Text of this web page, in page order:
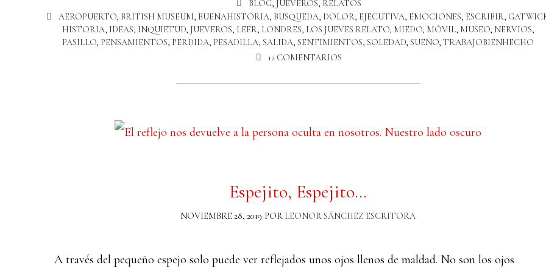
BLOG, JUEVEROS, RELATOS
AEROPUERTO, BRITISH MUSEUM, BUENAHISTORIA, BUSQUEDA, DOLOR, EJECUTIVA, EMOCIONES, ESCRIBIR,
HISTORIA, IDEAS, INQUIETUD, JUEVEROS, LEER, LONDRES, LOS JUEVES RELATO, MIEDO, MÓVIL, MUSEO, NERVIOS,
PASILLO, PENSAMIENTOS, PERDIDA, PESADILLA,SALIDA,SENTIMIENTOS,SOLEDAD,SUEÑO,TRABAJOBIENHECHO
12 COMENTARIOS
Espejito, Espejito…
NOVIEMBRE 28, 2019 POR LEONOR SÁNCHEZ ESCRITORA
A través del pequeño espejo solo puede ver reflejados unos ojos llenos de maldad. No son los ojos